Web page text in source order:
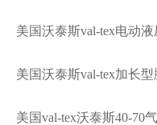
美国沃泰斯val-tex电动液
美国沃泰斯val-tex加长
美国val-tex沃泰斯40-70